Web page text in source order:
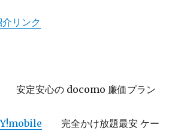
リンク
安定安心の docomo 廉価プラン
完全かけ放題最安 ケー